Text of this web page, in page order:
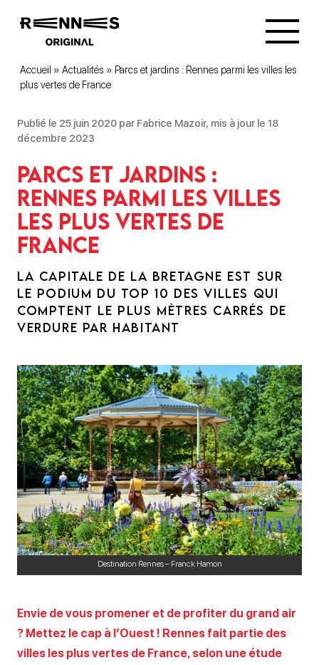
Accueil » Actualités » Parcs et jardins : Rennes parmi les villes les
plus vertes de France
Publié le 25 juin 2020 par Fabrice Mazoir, mis à jour le 18
décembre 2023
Parcs et jardins :
Rennes parmi les villes
les plus vertes de
France
LA CAPITALE DE LA BRETAGNE EST SUR
LE PODIUM DU TOP 10 DES VILLES QUI
COMPTENT LE PLUS MÈTRES CARRÉS DE
VERDURE PAR HABITANT
Destination Rennes – Franck Hamon
Envie de vous promener et de profiter du grand air
? Mettez le cap à l’Ouest ! Rennes fait partie des
villes les plus vertes de France, selon une étude